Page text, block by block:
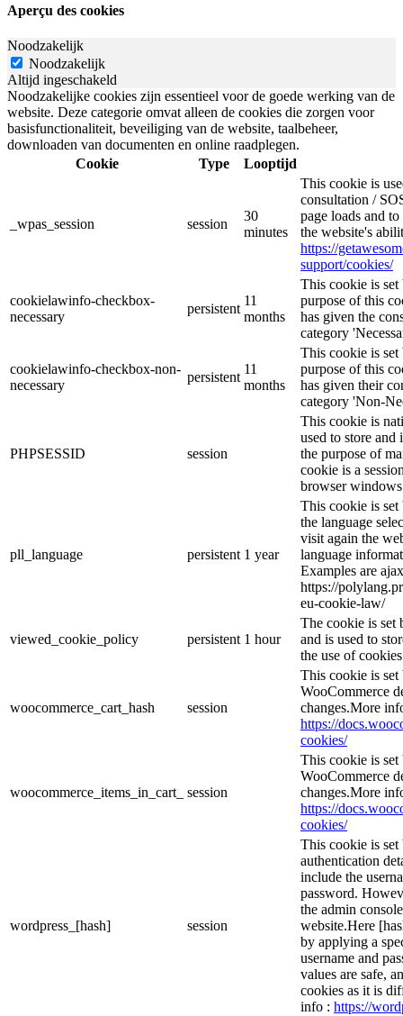
Aperçu des cookies
Noodzakelijk
Noodzakelijk
Altijd ingeschakeld
Noodzakelijke cookies zijn essentieel voor de goede werking van de
website. Deze categorie omvat alleen de cookies die zorgen voor
basisfunctionaliteit, beveiliging van de website, taalbeheer,
downloaden van documenten en online raadplegen.
Cookie
Type Looptijd
_wpas_session session
30
minutes
This cookie is
consultation /
page loads and
the website's
https://
support/cookies/
cookielawinfo-checkbox-
necessary
persistent
11
months
This cookie is
purpose of this
has given the
category
cookielawinfo-checkbox-non-
necessary
persistent
11
months
This cookie is
purpose of this
has given their
category 'Non-
PHPSESSID session
This cookie is
used to store
the purpose of
cookie is a
browser
pll_language persistent 1 year
This cookie is set
the language
visit again the
language
Examples are
https://
eu-cookie-law/
viewed_cookie_policy persistent 1 hour
The cookie is set
and is used to
the use of
woocommerce_cart_hash session
This cookie is set
WooCommerce
changes.More
https://
cookies/
woocommerce_items_in_cart_ session
This cookie is set
WooCommerce
changes.More
https://
cookies/
wordpress_[hash] session
This cookie is set
authentication
include the
password.
the admin
website.Here
by applying a
username and
values are safe,
cookies as it is
info : https://